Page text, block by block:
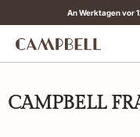
An Werktagen vor
CAMPBELL